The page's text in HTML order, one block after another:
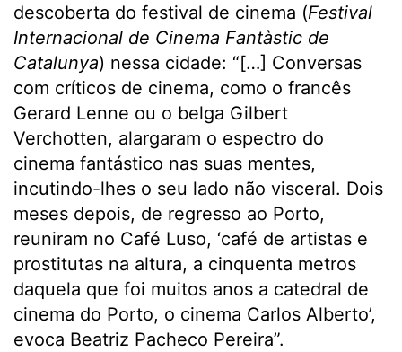
descoberta do festival de cinema (Festival
Internacional de Cinema Fantàstic de
Catalunya) nessa cidade: “[…] Conversas
com críticos de cinema, como o francês
Gerard Lenne ou o belga Gilbert
Verchotten, alargaram o espectro do
cinema fantástico nas suas mentes,
incutindo-lhes o seu lado não visceral. Dois
meses depois, de regresso ao Porto,
reuniram no Café Luso, ‘café de artistas e
prostitutas na altura, a cinquenta metros
daquela que foi muitos anos a catedral de
cinema do Porto, o cinema Carlos Alberto’,
evoca Beatriz Pacheco Pereira”.